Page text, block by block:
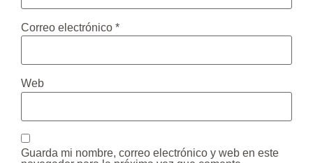
Correo electrónico *
Web
Guarda mi nombre, correo electrónico y web en este